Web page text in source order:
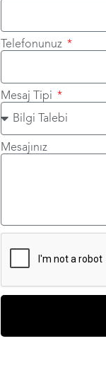
Telefonunuz
Mesaj Tipi
Mesajınız